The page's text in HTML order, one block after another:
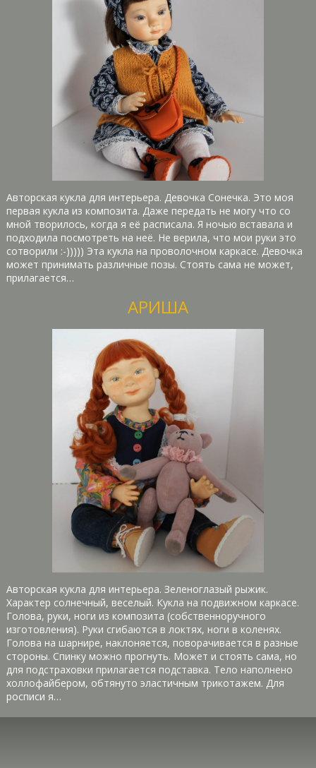
Авторская кукла для интерьера. Девочка Сонечка. Это моя
первая кукла из композита. Даже передать не могу что со
мной творилось, когда я её расписала. Я ночью вставала и
подходила посмотреть на неё. Не верила, что мои руки это
сотворили :-))))) Эта кукла на проволочном каркасе. Девочка
может принимать различные позы. Стоять сама не может,
прилагается…
АРИША
Авторская кукла для интерьера. Зеленоглазый рыжик.
Характер солнечный, веселый. Кукла на подвижном каркасе.
Голова, руки, ноги из композита (собственноручного
изготовления). Руки сгибаются в локтях, ноги в коленях.
Голова на шарнире, наклоняется, поворачивается в разные
стороны. Спинку можно прогнуть. Может и стоять сама, но
для подстраховки прилагается подставка. Тело наполнено
холлофайбером, обтянуто эластичным трикотажем. Для
росписи я…